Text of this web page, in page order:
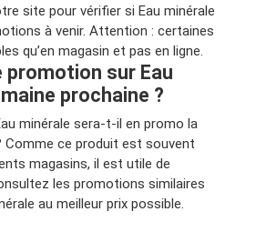
site pour vérifier si Eau minérale
à venir. Attention : certaines
qu’en magasin et pas en ligne.
promotion sur Eau
prochaine ?
minérale sera-t-il en promo la
Comme ce produit est souvent
magasins, il est utile de
les promotions similaires
au meilleur prix possible.